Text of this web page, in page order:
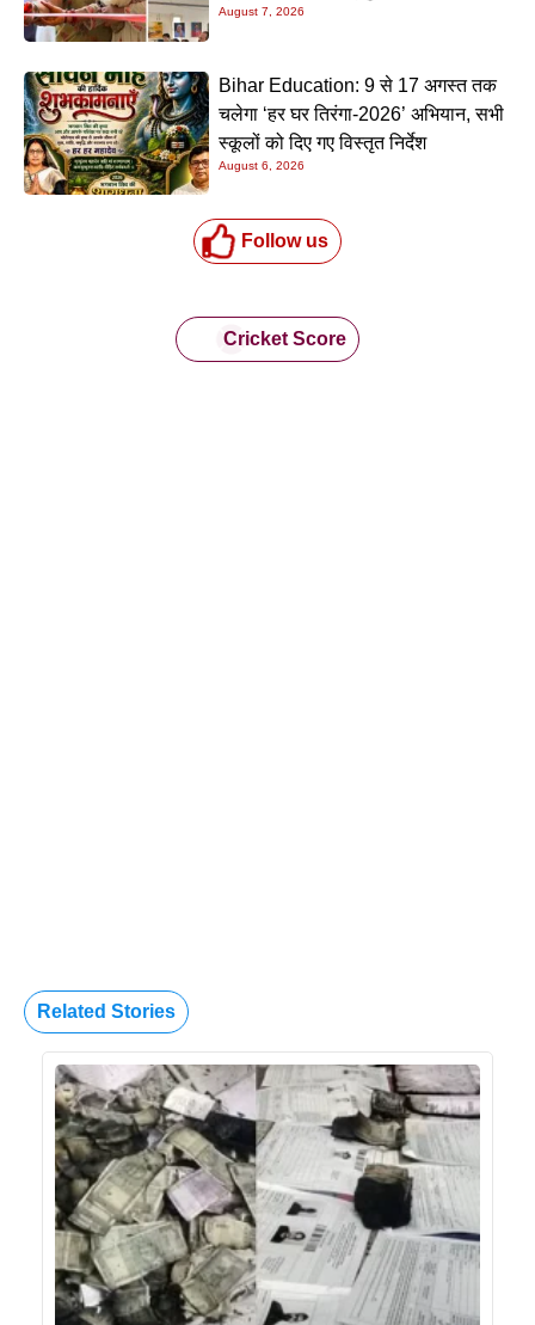
August 7, 2026
Bihar Education: 9 से 17 अगस्त तक
चलेगा ‘हर घर तिरंगा-2026’ अभियान, सभी
स्कूलों को दिए गए विस्तृत निर्देश
August 6, 2026
Follow us
Cricket Score
Related Stories